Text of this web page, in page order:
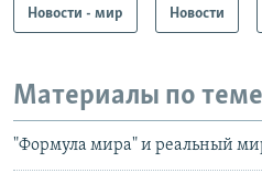
Новости - мир Новости
Материалы по теме
"Формула мира" и реальный